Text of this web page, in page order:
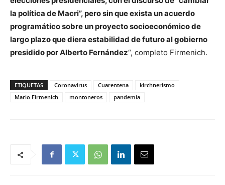
la política de Macri”, pero sin que exista un acuerdo
programático sobre un proyecto socioeconómico de
largo plazo que diera estabilidad de futuro al gobierno
presidido por Alberto Fernández“, completo Firmenich.
ETIQUETAS Coronavirus Cuarentena
kirchnerismo
Mario Firmenich
montoneros pandemia